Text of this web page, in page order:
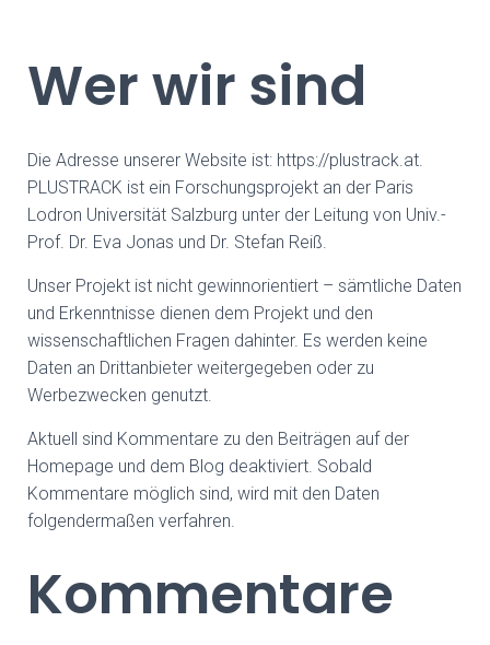
Wer wir sind
Die Adresse unserer Website ist: https://plustrack.at.
PLUSTRACK ist ein Forschungsprojekt an der Paris
Lodron Universität Salzburg unter der Leitung von Univ.-
Prof. Dr. Eva Jonas und Dr. Stefan Reiß.
Unser Projekt ist nicht gewinnorientiert – sämtliche Daten
und Erkenntnisse dienen dem Projekt und den
wissenschaftlichen Fragen dahinter. Es werden keine
Daten an Drittanbieter weitergegeben oder zu
Werbezwecken genutzt.
Aktuell sind Kommentare zu den Beiträgen auf der
Homepage und dem Blog deaktiviert. Sobald
Kommentare möglich sind, wird mit den Daten
folgendermaßen verfahren.
Kommentare